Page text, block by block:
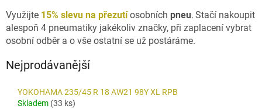
Využijte 15% slevu na přezutí osobních pneu. Stačí nakoupit
alespoň 4 pneumatiky jakékoliv značky, při zaplacení vybrat
osobní odběr a o vše ostatní se už postáráme.
Nejprodávanější
YOKOHAMA 235/45 R 18 AW21 98Y XL RPB
Skladem (33 ks)